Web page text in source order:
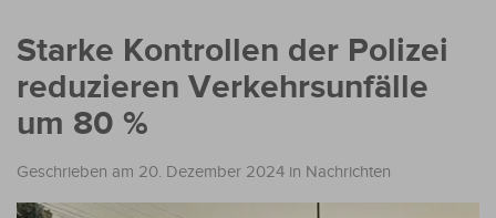
Starke Kontrollen der Polizei
reduzieren Verkehrsunfälle
um 80 %
Geschrieben am 20. Dezember 2024 in Nachrichten